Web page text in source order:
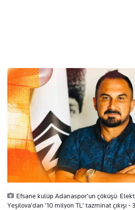
Efsane kulüp Adanaspor'un çöküşü:
Yeşilova'dan '10 milyon TL' tazminat çıkışı -